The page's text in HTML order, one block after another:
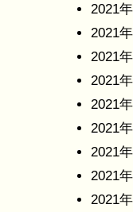
2021
2021
2021
2021
2021
2021
2021
2021
2021